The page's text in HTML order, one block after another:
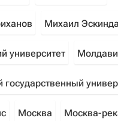
Михаил
университет
Москва Москва-